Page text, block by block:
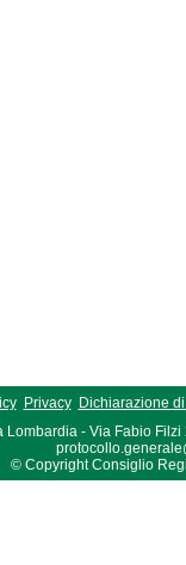
Privacy
Dichiarazione
- Via Fabio Filzi
© Copyright Consiglio